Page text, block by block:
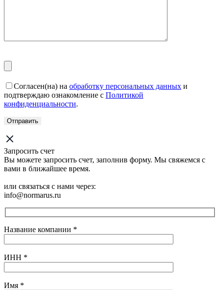
Согласен(на) на обработку персональных данных и
подтверждаю ознакомление с Политикой
конфиденциальности.
Запросить счет
Вы можете запросить счет, заполнив форму. Мы свяжемся с
вами в ближайшее время.
или связаться с нами через:
info@normarus.ru
Название компании *
ИНН *
Имя *